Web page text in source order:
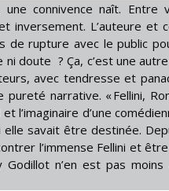
une connivence naît.
inversement. L’auteure
de rupture avec le public
ni doute ? Ça, c’est une
avec tendresse et
narrative. « Fellini,
l’imaginaire d’une
savait être destinée.
l’immense Fellini et
n’en est pas moins